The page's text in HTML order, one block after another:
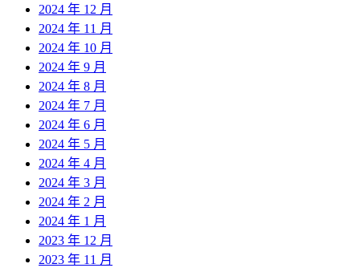
2024 年 12 月
2024 年 11 月
2024 年 10 月
2024 年 9 月
2024 年 8 月
2024 年 7 月
2024 年 6 月
2024 年 5 月
2024 年 4 月
2024 年 3 月
2024 年 2 月
2024 年 1 月
2023 年 12 月
2023 年 11 月